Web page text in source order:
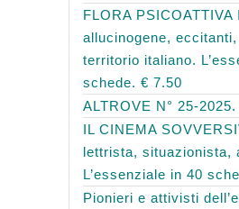
FLORA
allucinogene,
territorio italiano.
schede. € 7.50
ALTROVE N° 25-
IL CINEMA
lettrista, situazionista,
L’essenziale in 40
Pionieri e attivisti